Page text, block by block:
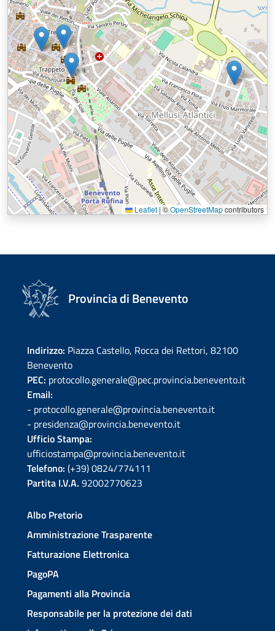
Leaflet |©OpenStreetMapcontributors
Provincia di Benevento
Indirizzo: Piazza Castello, Rocca dei Rettori, 82100
Benevento
PEC: protocollo.generale@pec.provincia.benevento.it
Email:
- protocollo.generale@provincia.benevento.it
- presidenza@provincia.benevento.it
Ufficio Stampa:
ufficiostampa@provincia.benevento.it
Telefono: (+39) 0824/774111
Partita I.V.A. 92002770623
Albo Pretorio
Amministrazione Trasparente
Fatturazione Elettronica
PagoPA
Pagamenti alla Provincia
Responsabile per la protezione dei dati